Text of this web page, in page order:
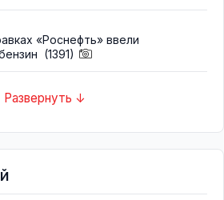
«Роснефть» ввели
(1391)
Развернуть ↓